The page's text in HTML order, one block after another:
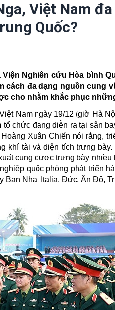
Việt Nam
Quốc?
Nghiên cứu Hòa bình
cách đa dạng nguồn cung
cho nhằm khắc phục
Nam ngày 19/12 (giờ Hà
tổ chức đang diễn ra tại sân
Xuân Chiến nói rằng,
khí tài và diện tích trưng
cũng được trưng bày
quốc phòng phát triển
Ban Nha, Italia, Đức, Ấn Độ,